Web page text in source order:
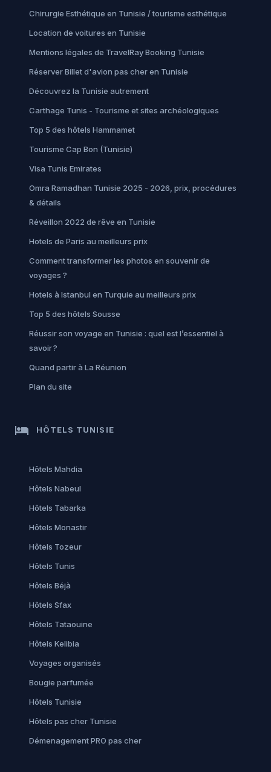
Chirurgie Esthétique en Tunisie / tourisme esthétique
Location de voitures en Tunisie
Mentions légales de TravelRay Booking Tunisie
Réserver Billet d'avion pas cher en Tunisie
Découvrez la Tunisie autrement
Carthage Tunis - Tourisme et sites archéologiques
Top 5 des hôtels Hammamet
Tourisme Cap Bon (Tunisie)
Visa Tunis Emirates
Omra Ramadhan Tunisie 2025 - 2026, prix, procédures
& détails
Réveillon 2022 de rêve en Tunisie
Hotels de Paris au meilleurs prix
Comment transformer les photos en souvenir de
voyages ?
Hotels à Istanbul en Turquie au meilleurs prix
Top 5 des hôtels Sousse
Réussir son voyage en Tunisie : quel est l’essentiel à
savoir ?
Quand partir à La Réunion
Plan du site
hotel HÔTELS TUNISIE
Hôtels Mahdia
Hôtels Nabeul
Hôtels Tabarka
Hôtels Monastir
Hôtels Tozeur
Hôtels Tunis
Hôtels Béjà
Hôtels Sfax
Hôtels Tataouine
Hôtels Kelibia
Voyages organisés
Bougie parfumée
Hôtels Tunisie
Hôtels pas cher Tunisie
Démenagement PRO pas cher